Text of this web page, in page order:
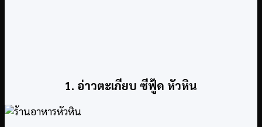
1. อ่าวตะเกียบ ซีฟู้ด หัวหิน